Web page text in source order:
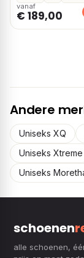
vanaf
€ 189,00
Andere
Uniseks XQ
Uniseks Xtreme
Uniseks
schoenen
alle schoenen,